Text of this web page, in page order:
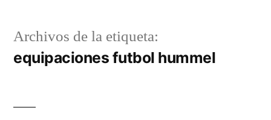
Archivos de la etiqueta:
equipaciones futbol hummel